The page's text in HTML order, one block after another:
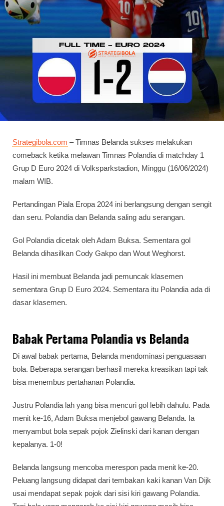
Strategibola.com – Timnas Belanda sukses melakukan
comeback ketika melawan Timnas Polandia di matchday 1
Grup D Euro 2024 di Volksparkstadion, Minggu (16/06/2024)
malam WIB.
Pertandingan Piala Eropa 2024 ini berlangsung dengan sengit
dan seru. Polandia dan Belanda saling adu serangan.
Gol Polandia dicetak oleh Adam Buksa. Sementara gol
Belanda dihasilkan Cody Gakpo dan Wout Weghorst.
Hasil ini membuat Belanda jadi pemuncak klasemen
sementara Grup D Euro 2024. Sementara itu Polandia ada di
dasar klasemen.
Babak Pertama Polandia vs Belanda
Di awal babak pertama, Belanda mendominasi penguasaan
bola. Beberapa serangan berhasil mereka kreasikan tapi tak
bisa menembus pertahanan Polandia.
Justru Polandia lah yang bisa mencuri gol lebih dahulu. Pada
menit ke-16, Adam Buksa menjebol gawang Belanda. Ia
menyambut bola sepak pojok Zielinski dari kanan dengan
kepalanya. 1-0!
Belanda langsung mencoba merespon pada menit ke-20.
Peluang langsung didapat dari tembakan kaki kanan Van Dijk
usai mendapat sepak pojok dari sisi kiri gawang Polandia.